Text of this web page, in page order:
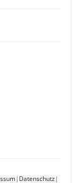
| Datenschutz|